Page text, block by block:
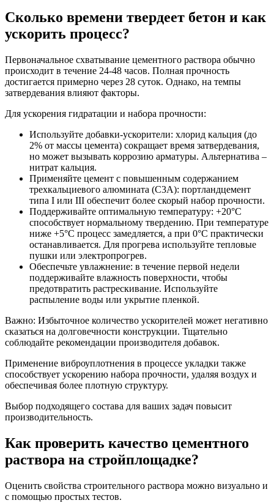
Сколько времени твердеет бетон и как
ускорить процесс?
Первоначальное схватывание цементного раствора обычно
происходит в течение 24-48 часов. Полная прочность
достигается примерно через 28 суток. Однако, на темпы
затвердевания влияют факторы.
Для ускорения гидратации и набора прочности:
Используйте добавки-ускорители: хлорид кальция (до
2% от массы цемента) сокращает время затвердевания,
но может вызывать коррозию арматуры. Альтернатива –
нитрат кальция.
Применяйте цемент с повышенным содержанием
трехкальциевого алюмината (C3A): портландцемент
типа I или III обеспечит более скорый набор прочности.
Поддерживайте оптимальную температуру: +20°C
способствует нормальному твердению. При температуре
ниже +5°C процесс замедляется, а при 0°C практически
останавливается. Для прогрева используйте тепловые
пушки или электропрогрев.
Обеспечьте увлажнение: в течение первой недели
поддерживайте влажность поверхности, чтобы
предотвратить растрескивание. Используйте
распыление воды или укрытие пленкой.
Важно: Избыточное количество ускорителей может негативно
сказаться на долговечности конструкции. Тщательно
соблюдайте рекомендации производителя добавок.
Применение виброуплотнения в процессе укладки также
способствует ускорению набора прочности, удаляя воздух и
обеспечивая более плотную структуру.
Выбор подходящего состава для ваших задач повысит
производительность.
Как проверить качество цементного
раствора на стройплощадке?
Оценить свойства строительного раствора можно визуально и
с помощью простых тестов.